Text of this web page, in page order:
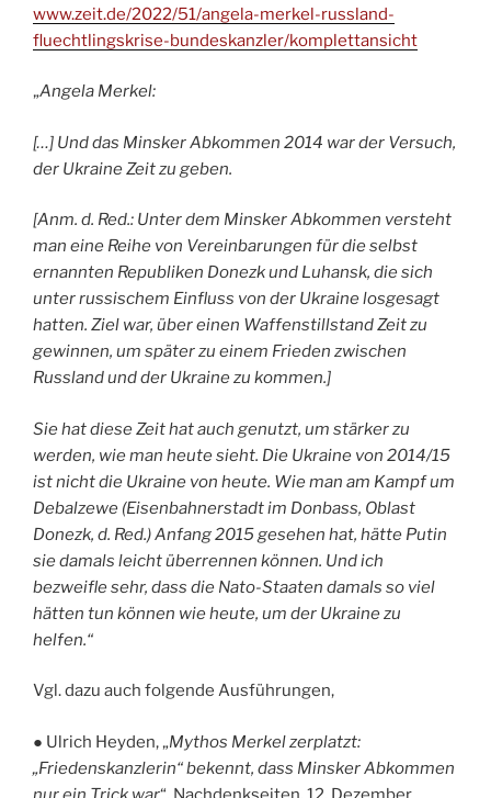
www.zeit.de/2022/51/angela-merkel-russland-
fluechtlingskrise-bundeskanzler/komplettansicht
„Angela Merkel:
[…] Und das Minsker Abkommen 2014 war der Versuch,
der Ukraine Zeit zu geben.
[Anm. d. Red.: Unter dem Minsker Abkommen versteht
man eine Reihe von Vereinbarungen für die selbst
ernannten Republiken Donezk und Luhansk, die sich
unter russischem Einfluss von der Ukraine losgesagt
hatten. Ziel war, über einen Waffenstillstand Zeit zu
gewinnen, um später zu einem Frieden zwischen
Russland und der Ukraine zu kommen.]
Sie hat diese Zeit hat auch genutzt, um stärker zu
werden, wie man heute sieht. Die Ukraine von 2014/15
ist nicht die Ukraine von heute. Wie man am Kampf um
Debalzewe (Eisenbahnerstadt im Donbass, Oblast
Donezk, d. Red.) Anfang 2015 gesehen hat, hätte Putin
sie damals leicht überrennen können. Und ich
bezweifle sehr, dass die Nato-Staaten damals so viel
hätten tun können wie heute, um der Ukraine zu
helfen.“
Vgl. dazu auch folgende Ausführungen,
● Ulrich Heyden, „Mythos Merkel zerplatzt:
„Friedenskanzlerin“ bekennt, dass Minsker Abkommen